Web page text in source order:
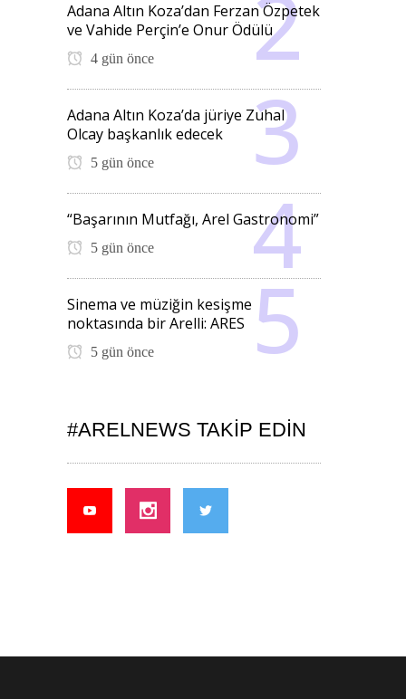
Adana Altın Koza’dan Ferzan Özpetek
ve Vahide Perçin’e Onur Ödülü
4 gün önce
Adana Altın Koza’da jüriye Zuhal
Olcay başkanlık edecek
5 gün önce
“Başarının Mutfağı, Arel Gastronomi”
5 gün önce
Sinema ve müziğin kesişme
noktasında bir Arelli: ARES
5 gün önce
#ARELNEWS TAKIP EDIN